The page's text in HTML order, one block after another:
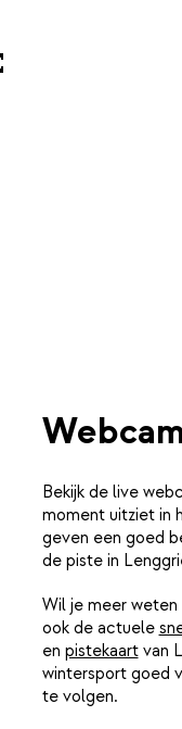
Bekijk de live
moment uitziet in
geven een goed
de piste in
Wil je meer
ook de actuele
en pistekaartvan
wintersport goed
te volgen.